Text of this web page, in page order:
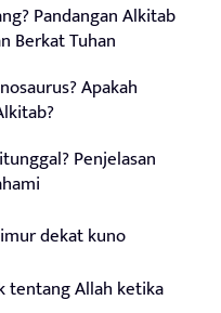
Pandangan Alkitab
Berkat Tuhan
Apakah
Penjelasan
dekat kuno
tentang Allah ketika